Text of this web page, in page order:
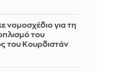
νομοσχέδιο για τη
του
του Κουρδιστάν